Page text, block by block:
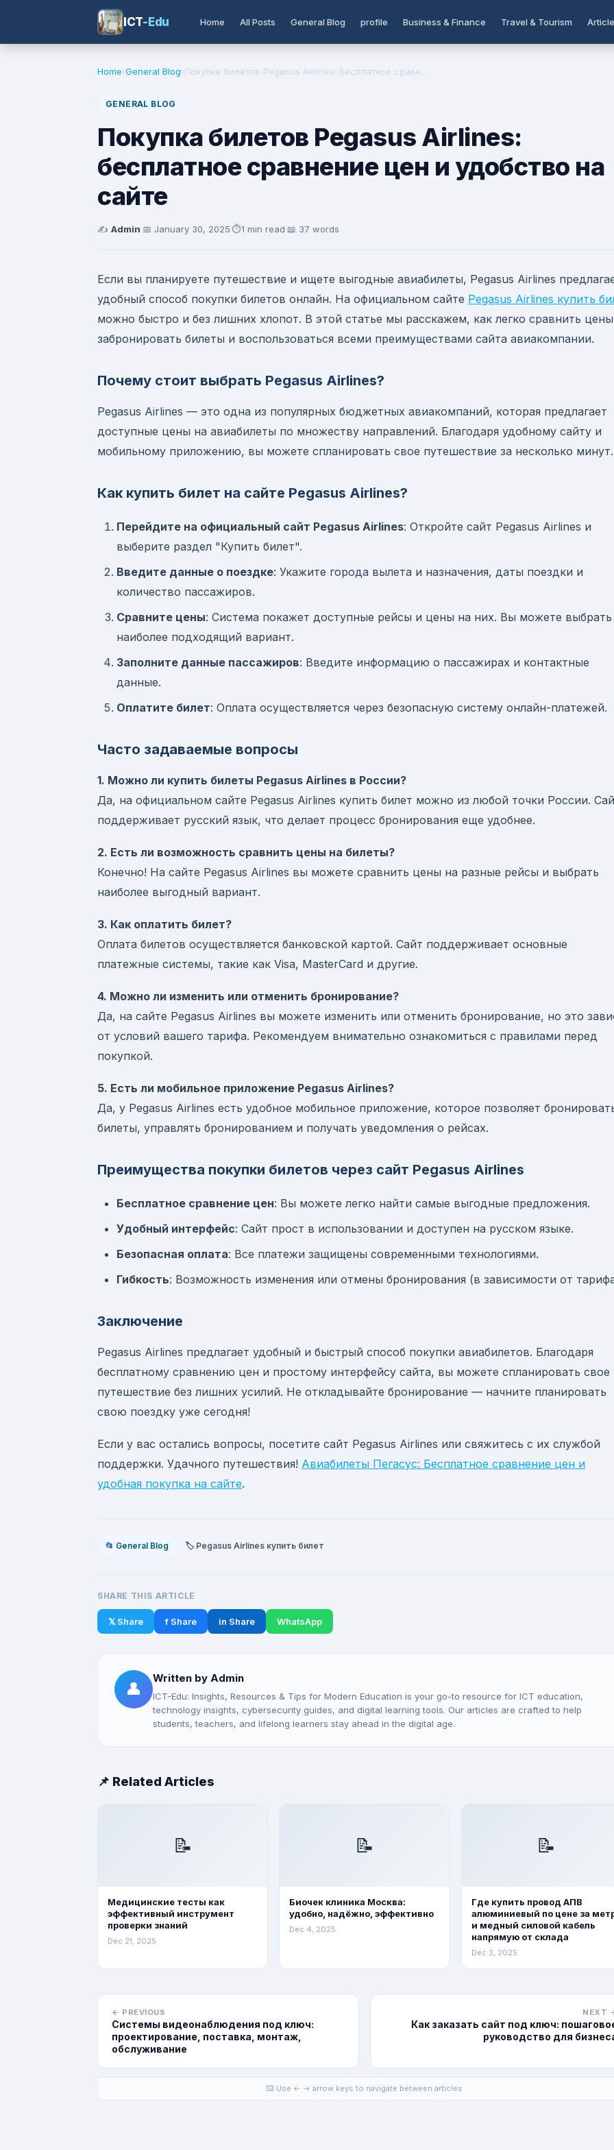
ICT-Edu Home All Posts General Blog profile Business & Finance Travel & Tourism Article
Home›General Blog›Покупка билетов Pegasus Airlines: бесплатное сравн...
GENERAL BLOG
Покупка билетов Pegasus Airlines:
бесплатное сравнение цен и удобство на
сайте
✍️ Admin·📅 January 30, 2025·⏱️1 min read·📖 37 words
Если вы планируете путешествие и ищете выгодные авиабилеты, Pegasus Airlines
удобный способ покупки билетов онлайн. На официальном сайте Pegasus Airlines купить
можно быстро и без лишних хлопот. В этой статье мы расскажем, как легко сравнить
забронировать билеты и воспользоваться всеми преимуществами сайта авиакомпании.
Почему стоит выбрать Pegasus Airlines?
Pegasus Airlines — это одна из популярных бюджетных авиакомпаний, которая предлагает
доступные цены на авиабилеты по множеству направлений. Благодаря удобному сайту и
мобильному приложению, вы можете спланировать свое путешествие за несколько минут.
Как купить билет на сайте Pegasus Airlines?
Перейдите на официальный сайт Pegasus Airlines: Откройте сайт Pegasus Airlines и
выберите раздел "Купить билет".
Введите данные о поездке: Укажите города вылета и назначения, даты поездки и
количество пассажиров.
Сравните цены: Система покажет доступные рейсы и цены на них. Вы можете выбрать
наиболее подходящий вариант.
Заполните данные пассажиров: Введите информацию о пассажирах и контактные
данные.
Оплатите билет: Оплата осуществляется через безопасную систему онлайн-платежей.
Часто задаваемые вопросы
1. Можно ли купить билеты Pegasus Airlines в России?
Да, на официальном сайте Pegasus Airlines купить билет можно из любой точки России.
поддерживает русский язык, что делает процесс бронирования еще удобнее.
2. Есть ли возможность сравнить цены на билеты?
Конечно! На сайте Pegasus Airlines вы можете сравнить цены на разные рейсы и выбрать
наиболее выгодный вариант.
3. Как оплатить билет?
Оплата билетов осуществляется банковской картой. Сайт поддерживает основные
платежные системы, такие как Visa, MasterCard и другие.
4. Можно ли изменить или отменить бронирование?
Да, на сайте Pegasus Airlines вы можете изменить или отменить бронирование, но это
от условий вашего тарифа. Рекомендуем внимательно ознакомиться с правилами перед
покупкой.
5. Есть ли мобильное приложение Pegasus Airlines?
Да, у Pegasus Airlines есть удобное мобильное приложение, которое позволяет
билеты, управлять бронированием и получать уведомления о рейсах.
Преимущества покупки билетов через сайт Pegasus Airlines
Бесплатное сравнение цен: Вы можете легко найти самые выгодные предложения.
Удобный интерфейс: Сайт прост в использовании и доступен на русском языке.
Безопасная оплата: Все платежи защищены современными технологиями.
Гибкость: Возможность изменения или отмены бронирования (в зависимости от
Заключение
Pegasus Airlines предлагает удобный и быстрый способ покупки авиабилетов. Благодаря
бесплатному сравнению цен и простому интерфейсу сайта, вы можете спланировать свое
путешествие без лишних усилий. Не откладывайте бронирование — начните планировать
свою поездку уже сегодня!
Если у вас остались вопросы, посетите сайт Pegasus Airlines или свяжитесь с их службой
поддержки. Удачного путешествия! Авиабилеты Пегасус: Бесплатное сравнение цен и
удобная покупка на сайте.
📂 General Blog 🏷️ Pegasus Airlines купить билет
SHARE THIS ARTICLE
𝕏 Share f Share in Share WhatsApp
👤
Written by Admin
ICT-Edu: Insights, Resources & Tips for Modern Education is your go-to resource for ICT education,
technology insights, cybersecurity guides, and digital learning tools. Our articles are crafted to help
students, teachers, and lifelong learners stay ahead in the digital age.
📌 Related Articles
📝
Медицинские тесты как
эффективный инструмент
проверки знаний
Dec 21, 2025
📝
Биочек клиника Москва:
удобно, надёжно, эффективно
Dec 4, 2025
📝
Где купить провод АПВ
алюминиевый по цене за
и медный силовой кабель
напрямую от склада
Dec 3, 2025
← PREVIOUS
Системы видеонаблюдения под ключ:
проектирование, поставка, монтаж,
обслуживание
NEXT
Как заказать сайт под ключ:
руководство для
⌨️ Use ← → arrow keys to navigate between articles